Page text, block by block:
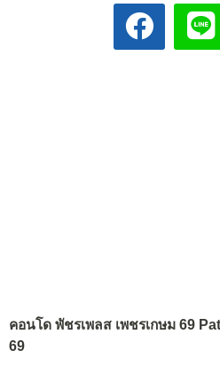
คอนโด พัชรเพลส เพชรเกษม 69
69